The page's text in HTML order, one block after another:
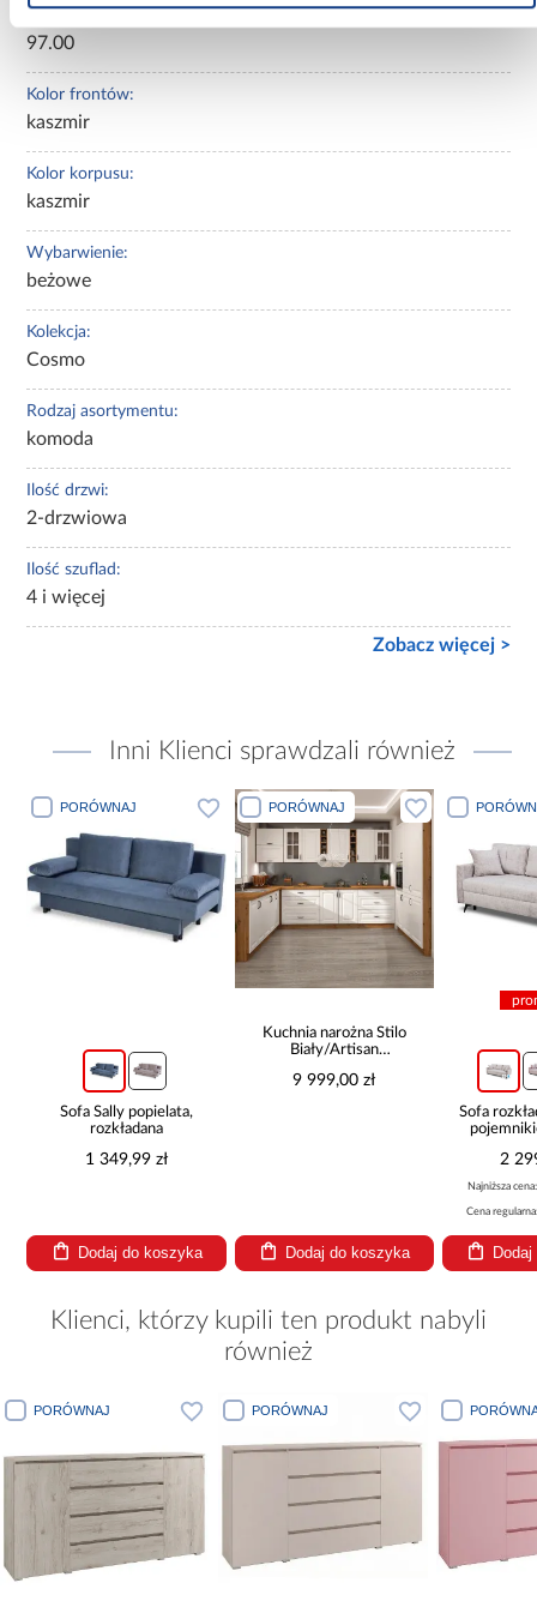
Wysokość [cm]:
97.00
Kolor frontów:
kaszmir
Kolor korpusu:
kaszmir
Wybarwienie:
beżowe
Kolekcja:
Cosmo
Rodzaj asortymentu:
komoda
Ilość drzwi:
2-drzwiowa
Ilość szuflad:
4 i więcej
Zobacz więcej >
Inni Klienci sprawdzali również
PORÓWNAJ
Sofa Sally popielata,
rozkładana
1 349,99 zł
Dodaj do koszyka
PORÓWNAJ
Kuchnia narożna Stilo
Biały/Artisan
9 999,00 zł
Dodaj do koszyka
Sofa
2
Najniższa
Cena
Klienci, którzy kupili ten produkt nabyli
również
PORÓWNAJ PORÓWNAJ